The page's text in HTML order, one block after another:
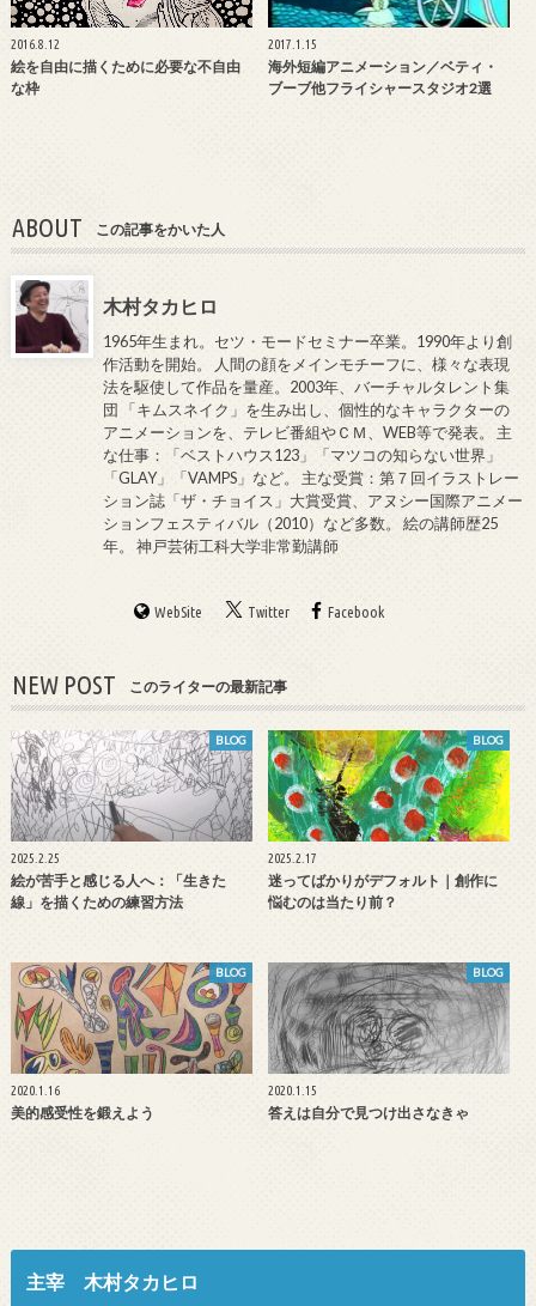
2016.8.12
絵を自由に描くために必要な不自由
な枠
2017.1.15
海外短編アニメーション／ベティ・
ブーブ他フライシャースタジオ2選
ABOUT この記事をかいた人
木村タカヒロ
1965年生まれ。セツ・モードセミナー卒業。1990年より創
作活動を開始。 人間の顔をメインモチーフに、様々な表現
法を駆使して作品を量産。2003年、バーチャルタレント集
団 「キムスネイク」を生み出し、個性的なキャラクターの
アニメーションを、テレビ番組やＣＭ、WEB等で発表。 主
な仕事：「ベストハウス123」「マツコの知らない世界」
「GLAY」「VAMPS」など。 主な受賞：第７回イラストレー
ション誌「ザ・チョイス」大賞受賞、アヌシー国際アニメー
ションフェスティバル（2010）など多数。 絵の講師歴25
年。 神戸芸術工科大学非常勤講師
WebSite Twitter Facebook
NEW POST このライターの最新記事
BLOG
2025.2.25
絵が苦手と感じる人へ：「生きた
線」を描くための練習方法
BLOG
2025.2.17
迷ってばかりがデフォルト｜創作に
悩むのは当たり前？
BLOG
2020.1.16
美的感受性を鍛えよう
BLOG
2020.1.15
答えは自分で見つけ出さなきゃ
主宰 木村タカヒロ